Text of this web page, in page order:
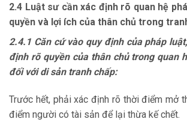
2.4 Luật sư cần xác định rõ quan hệ
quyền và lợi ích của thân chủ trong
2.4.1 Căn cứ vào quy định của pháp
định rõ quyền của thân chủ trong quan
đối với di sản tranh chấp:
Trước hết, phải xác định rõ thời điểm mở
điểm người có tài sản để lại thừa kế chết.